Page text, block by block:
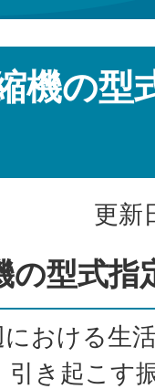
機の型
更新
の型式指
おける生
引き起こす